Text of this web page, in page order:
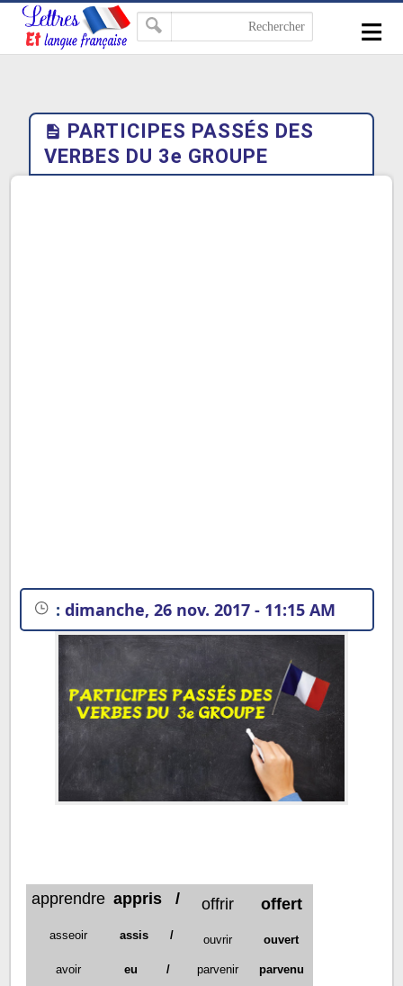
≡
PARTICIPES PASSÉS DES
VERBES DU 3e GROUPE
: dimanche, 26 nov. 2017 - 11:15 AM
apprendre appris / offrir offert
asseoir assis / ouvrir ouvert
avoir eu / parvenir parvenu